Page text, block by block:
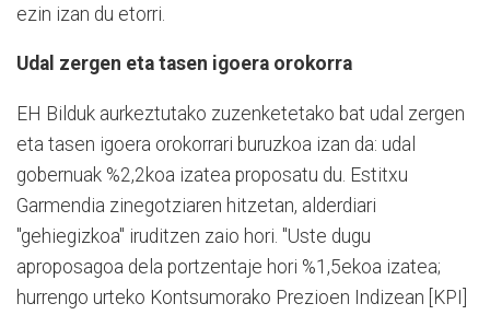
ezin izan du etorri.
Udal zergen eta tasen igoera orokorra
EH Bilduk aurkeztutako zuzenketetako bat udal zergen
eta tasen igoera orokorrari buruzkoa izan da: udal
gobernuak %2,2koa izatea proposatu du. Estitxu
Garmendia zinegotziaren hitzetan, alderdiari
"gehiegizkoa" iruditzen zaio hori. "Uste dugu
aproposagoa dela portzentaje hori %1,5ekoa izatea;
hurrengo urteko Kontsumorako Prezioen Indizean [KPI]